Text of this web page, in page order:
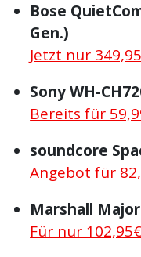
Bose
Gen.)
Jetzt nur
Sony WH-
Bereits für
soundcore
Angebot für
Marshall
Für nur